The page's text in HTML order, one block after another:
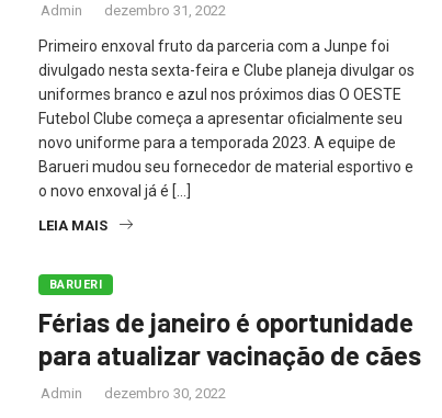
Admin dezembro 31, 2022
Primeiro enxoval fruto da parceria com a Junpe foi
divulgado nesta sexta-feira e Clube planeja divulgar os
uniformes branco e azul nos próximos dias O OESTE
Futebol Clube começa a apresentar oficialmente seu
novo uniforme para a temporada 2023. A equipe de
Barueri mudou seu fornecedor de material esportivo e
o novo enxoval já é […]
LEIA MAIS
BARUERI
Férias de janeiro é oportunidade
para atualizar vacinação de cães
Admin dezembro 30, 2022